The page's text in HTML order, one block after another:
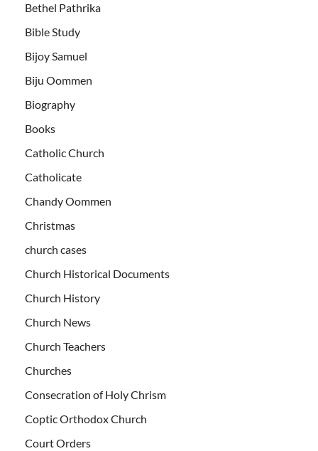
Bethel Pathrika
Bible Study
Bijoy Samuel
Biju Oommen
Biography
Books
Catholic Church
Catholicate
Chandy Oommen
Christmas
church cases
Church Historical Documents
Church History
Church News
Church Teachers
Churches
Consecration of Holy Chrism
Coptic Orthodox Church
Court Orders